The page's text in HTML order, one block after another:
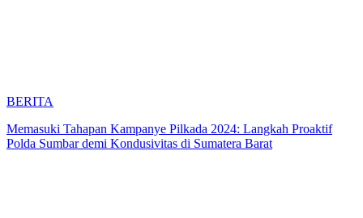
BERITA
Memasuki Tahapan Kampanye Pilkada 2024: Langkah Proaktif
Polda Sumbar demi Kondusivitas di Sumatera Barat